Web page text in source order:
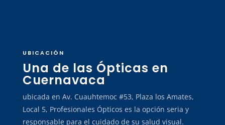
UBICACIÓN
Una de las Ópticas en
Cuernavaca
ubicada en Av. Cuauhtemoc #53, Plaza los Amates,
Local 5, Profesionales Ópticos es la opción seria y
responsable para el cuidado de su salud visual.